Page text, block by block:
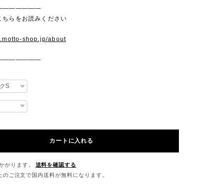
ちらをお読みください
shop.jp/about
カートに入れる
かります。
送料を確認する
ご注文で国内送料が無料になります。